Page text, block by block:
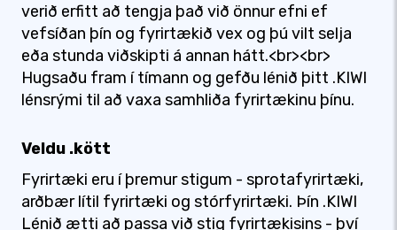
verið erfitt að tengja það við önnur efni ef
vefsíðan þín og fyrirtækið vex og þú vilt selja
eða stunda viðskipti á annan hátt.<br><br>
Hugsaðu fram í tímann og gefðu lénið þitt .KIWI
lénsrými til að vaxa samhliða fyrirtækinu þínu.
Veldu .kött
Fyrirtæki eru í þremur stigum - sprotafyrirtæki,
arðbær lítil fyrirtæki og stórfyrirtæki. Þín .KIWI
Lénið ætti að passa við stig fyrirtækisins - því